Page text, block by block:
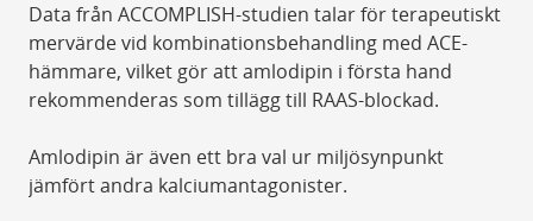
Data från ACCOMPLISH-studien talar för terapeutiskt
mervärde vid kombinationsbehandling med ACE-
hämmare, vilket gör att amlodipin i första hand
rekommenderas som tillägg till RAAS-blockad.
Amlodipin är även ett bra val ur miljösynpunkt
jämfört andra kalciumantagonister.